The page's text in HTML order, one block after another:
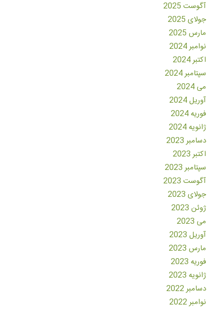
آگوست 2025
جولای 2025
مارس 2025
نوامبر 2024
اکتبر 2024
سپتامبر 2024
می 2024
آوریل 2024
فوریه 2024
ژانویه 2024
دسامبر 2023
اکتبر 2023
سپتامبر 2023
آگوست 2023
جولای 2023
ژوئن 2023
می 2023
آوریل 2023
مارس 2023
فوریه 2023
ژانویه 2023
دسامبر 2022
نوامبر 2022